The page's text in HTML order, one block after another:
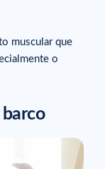
muscular que
o